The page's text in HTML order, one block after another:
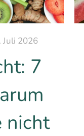
Juli 2026
7
nicht